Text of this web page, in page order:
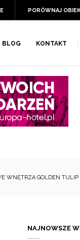
PORÓWNAJ
BLOG KONTAKT
WNĘTRZA GOLDEN TULIP
NAJNOWSZE